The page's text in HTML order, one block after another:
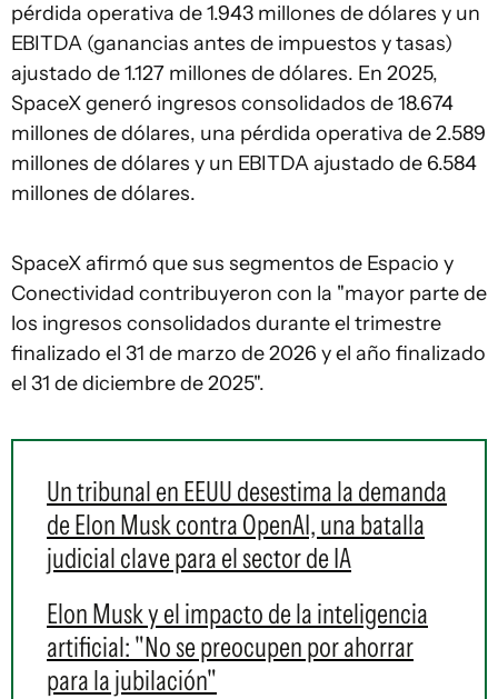
pérdida operativa de 1.943 millones de dólares y un
EBITDA (ganancias antes de impuestos y tasas)
ajustado de 1.127 millones de dólares. En 2025,
SpaceX generó ingresos consolidados de 18.674
millones de dólares, una pérdida operativa de 2.589
millones de dólares y un EBITDA ajustado de 6.584
millones de dólares.
SpaceX afirmó que sus segmentos de Espacio y
Conectividad contribuyeron con la "mayor parte de
los ingresos consolidados durante el trimestre
finalizado el 31 de marzo de 2026 y el año finalizado
el 31 de diciembre de 2025".
Un tribunal en EEUU desestima la demanda
de Elon Musk contra OpenAI, una batalla
judicial clave para el sector de IA
Elon Musk y el impacto de la inteligencia
artificial: "No se preocupen por ahorrar
para la jubilación"